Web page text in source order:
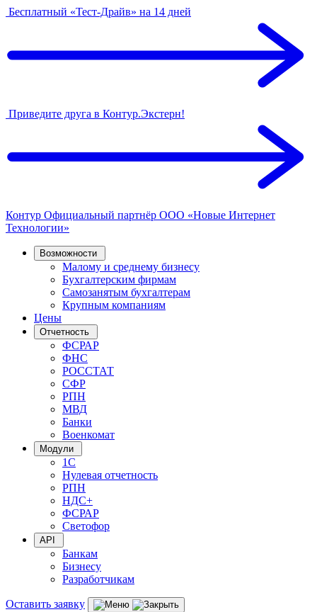
Бесплатный «Тест-Драйв» на 14 дней
Приведите друга в Контур.Экстерн!
Контур Официальный партнёр ООО «Новые Интернет
Технологии»
Возможности
Малому и среднему бизнесу
Бухгалтерским фирмам
Самозанятым бухгалтерам
Крупным компаниям
Цены
Отчетность
ФСРАР
ФНС
РОССТАТ
СФР
РПН
МВД
Банки
Военкомат
Модули
1С
Нулевая отчетность
РПН
НДС+
ФСРАР
Светофор
API
Банкам
Бизнесу
Разработчикам
Оставить заявку